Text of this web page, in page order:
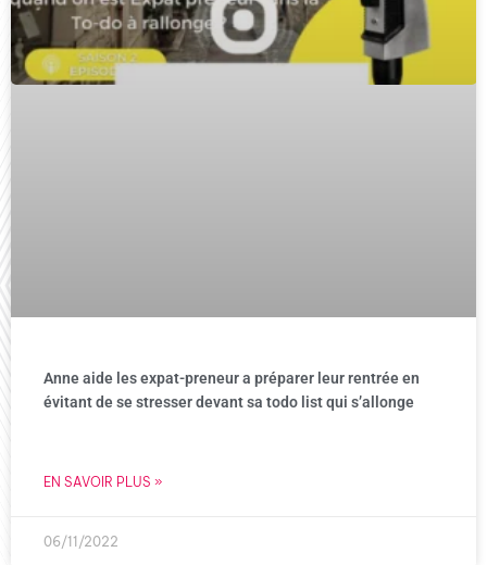
Anne aide les expat-preneur a préparer leur rentrée en
évitant de se stresser devant sa todo list qui s’allonge
EN SAVOIR PLUS »
06/11/2022